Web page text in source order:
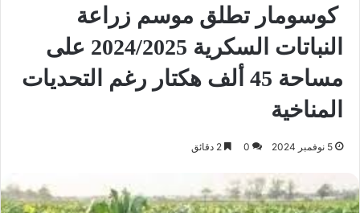
كوسومار تطلق موسم زراعة
النباتات السكرية 2024/2025 على
مساحة 45 ألف هكتار رغم التحديات
المناخية
5 نوفمبر 2024 0